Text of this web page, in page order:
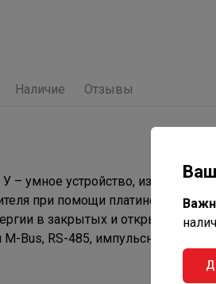
Наличие Отзывы
– умное устройство,
при помощи платиновых
в закрытых и открытых
Bus, RS-485, импульсный выход